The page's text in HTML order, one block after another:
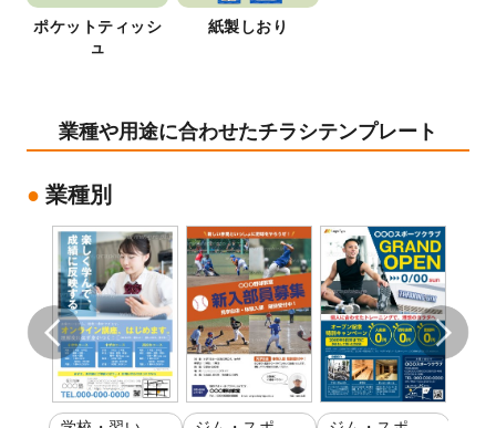
ポケットティッシ
ュ
紙製しおり
業種や用途に合わせたチラシテンプレート
業種別